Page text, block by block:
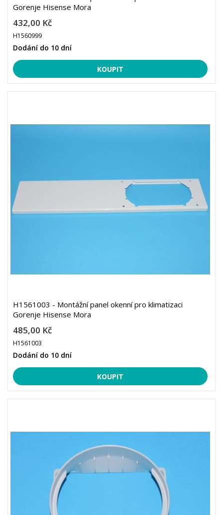
Gorenje Hisense Mora
432,00 Kč
H1560999
Dodání do 10 dní
H1561003 - Montážní panel okenní pro klimatizaci
Gorenje Hisense Mora
485,00 Kč
H1561003
Dodání do 10 dní